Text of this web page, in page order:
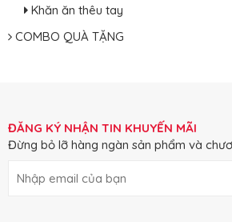
Khăn ăn thêu tay
COMBO QUÀ TẶNG
ĐĂNG KÝ NHẬN TIN KHUYẾN MÃI
Đừng bỏ lỡ hàng ngàn sản phẩm và